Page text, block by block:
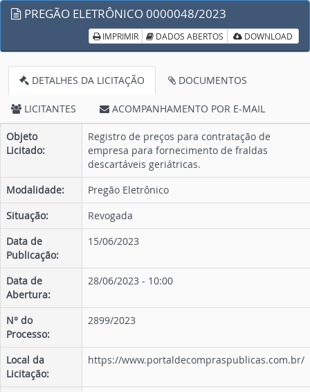
PREGÃO ELETRÔNICO 0000048/2023
IMPRIMIR DADOS ABERTOS DOWNLOAD
DETALHES DA LICITAÇÃO DOCUMENTOS
LICITANTES ACOMPANHAMENTO POR E-MAIL
Objeto
Licitado:
Registro de preços para contratação de
empresa para fornecimento de fraldas
descartáveis geriátricas.
Modalidade:
Pregão Eletrônico
Situação:
Revogada
Data de
Publicação:
15/06/2023
Data de
Abertura:
28/06/2023 - 10:00
N° do
Processo:
2899/2023
Local da
Licitação:
https://www.portaldecompraspublicas.com.br/